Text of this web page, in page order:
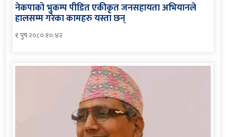
नेकपाको भुकम्प पीडित एकीकृत जनसहायता अभियानले
हालसम्म गरेका कामहरु यस्ता छन्
१ पुष २०८० १०:४२